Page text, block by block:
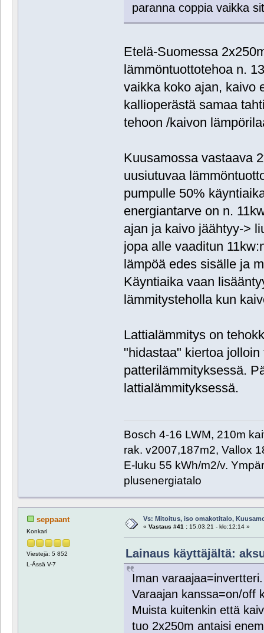
paranna coppia vaikka
Etelä-Suomessa
lämmöntuottotehoa n.
vaikka koko ajan, kaivo
kallioperästä samaa
tehoon /kaivon
Kuusamossa vastaava
uusiutuvaa
pumpulle 50%
energiantarve on n.
ajan ja kaivo jäähtyy->
jopa alle vaaditun
lämpöä edes sisälle ja
Käyntiaika vaan
lämmitysteholla kun
Lattialämmitys on
"hidastaa" kiertoa
patterilämmityksessä.
lattialämmityksessä.
Bosch 4-16 LWM, 210m
rak. v2007,187m2, Vallox
E-luku 55 kWh/m2/v.
plusenergiatalo
seppaant
Konkari
Viestejä: 5 852
L-Ässä V-7
Vs: Mitoitus, iso omakotitalo,
« Vastaus #41 :15.03.21 - klo:12:14 »
Lainaus käyttäjältä:
Iman varaajaa=invertteri.
Varaajan kanssa=on/off
Muista kuitenkin että
tuo 2x250m antaisi